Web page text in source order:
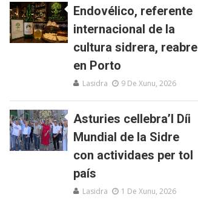
Endovélico, referente
internacional de la
cultura sidrera, reabre
en Porto
Lasidra 9 De Xunu, 2026
Asturies cellebra’l Díi
Mundial de la Sidre
con actividaes per tol
país
Lasidra 1 De Xunu, 2026